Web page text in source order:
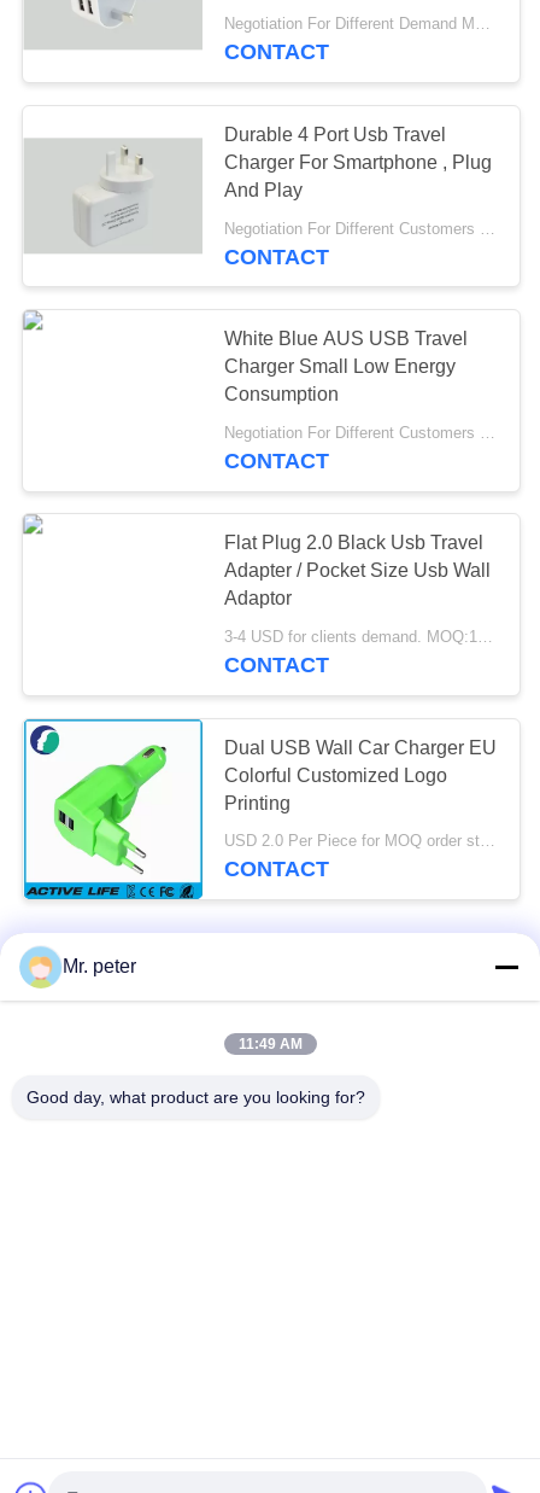
Negotiation For Different Demand MOQ:1000pcs
CONTACT
Durable 4 Port Usb Travel
Charger For Smartphone , Plug
And Play
CONTACT
White Blue AUS USB Travel
Charger Small Low Energy
Consumption
CONTACT
Flat Plug 2.0 Black Usb Travel
Adapter / Pocket Size Usb Wall
Adaptor
3-4 USD for clients demand. MOQ:1000PCS
CONTACT
Dual USB Wall Car Charger EU
Colorful Customized Logo
Printing
USD 2.0 Per Piece for MOQ order start MOQ:1000pcs
CONTACT
Mr. peter
11:49 AM
Good day, what product are you looking for?